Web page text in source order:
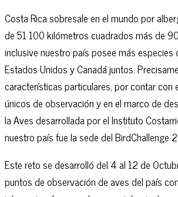
Costa Rica sobresale en el mundo por
de 51 100 kilómetros cuadrados más de
inclusive nuestro país posee más especies
Estados Unidos y Canadá juntos.
características particulares, por contar con
únicos de observación y en el marco de
la Aves desarrollada por el Instituto
nuestro país fue la sede del BirdChallenge
Este reto se desarrolló del 4 al 12 de
puntos de observación de aves del país